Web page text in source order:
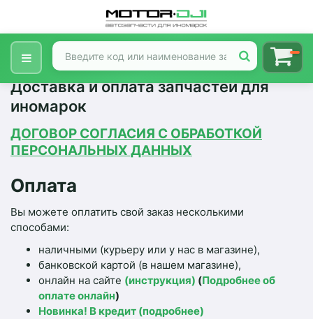
Доставка и оплата запчастей для
иномарок
ДОГОВОР СОГЛАСИЯ С ОБРАБОТКОЙ
ПЕРСОНАЛЬНЫХ ДАННЫХ
Оплата
Вы можете оплатить свой заказ несколькими
способами:
наличными (курьеру или у нас в магазине),
банковской картой (в нашем магазине),
онлайн на сайте (инструкция) (Подробнее об
оплате онлайн)
Новинка! В кредит (подробнее)